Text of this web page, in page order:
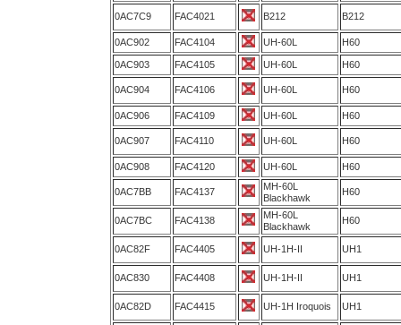
0AC7C9 FAC4021 B212 B212
0AC902 FAC4104 UH-60L H60
0AC903 FAC4105 UH-60L H60
0AC904 FAC4106 UH-60L H60
0AC906 FAC4109 UH-60L H60
0AC907 FAC4110 UH-60L H60
0AC908 FAC4120 UH-60L H60
0AC7BB FAC4137
MH-60L
Blackhawk
H60
0AC7BC FAC4138
MH-60L
Blackhawk
H60
0AC82F FAC4405 UH-1H-II UH1
0AC830 FAC4408 UH-1H-II UH1
0AC82D FAC4415 UH-1H Iroquois UH1